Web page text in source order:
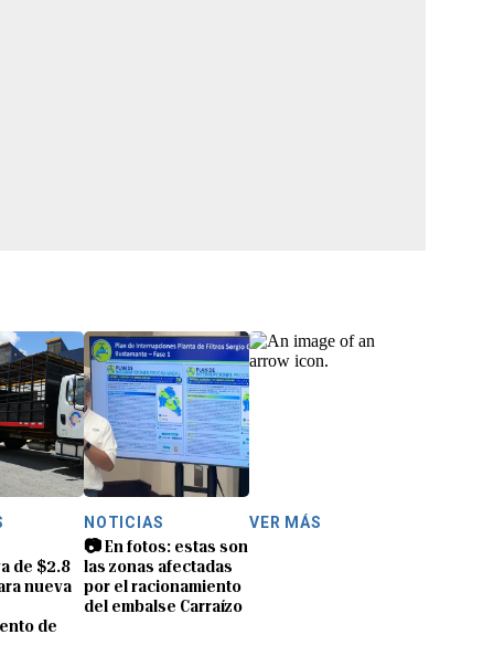
de $2.8
nueva
de
NOTICIAS
📷 En fotos: estas son
las zonas afectadas
por el racionamiento
del embalse Carraízo
VER MÁS